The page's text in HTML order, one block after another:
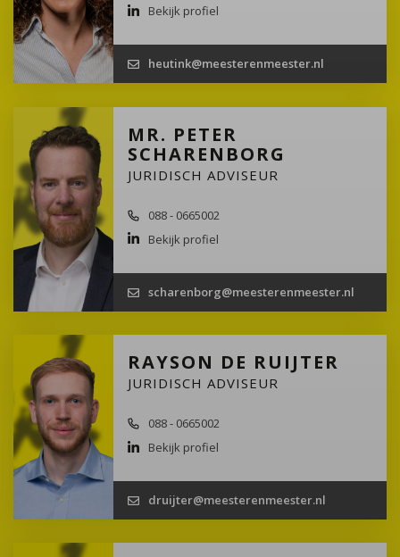
Bekijk profiel
heutink@meesterenmeester.nl
MR. PETER
SCHARENBORG
JURIDISCH ADVISEUR
088 - 0665002
Bekijk profiel
scharenborg@meesterenmeester.nl
RAYSON DE RUIJTER
JURIDISCH ADVISEUR
088 - 0665002
Bekijk profiel
druijter@meesterenmeester.nl